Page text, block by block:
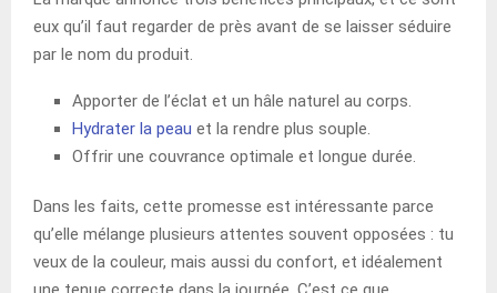
eux qu’il faut regarder de près avant de se laisser séduire
par le nom du produit.
Apporter de l’éclat et un hâle naturel au corps.
Hydrater la peau et la rendre plus souple.
Offrir une couvrance optimale et longue durée.
Dans les faits, cette promesse est intéressante parce
qu’elle mélange plusieurs attentes souvent opposées : tu
veux de la couleur, mais aussi du confort, et idéalement